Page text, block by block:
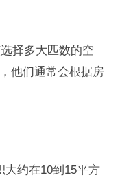
择多大匹数的空
他们通常会根据房
大约在10到15平方